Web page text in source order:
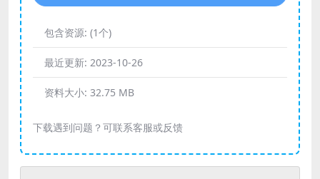
包含资源: (1个)
最近更新: 2023-10-26
资料大小: 32.75 MB
下载遇到问题？可联系客服或反馈